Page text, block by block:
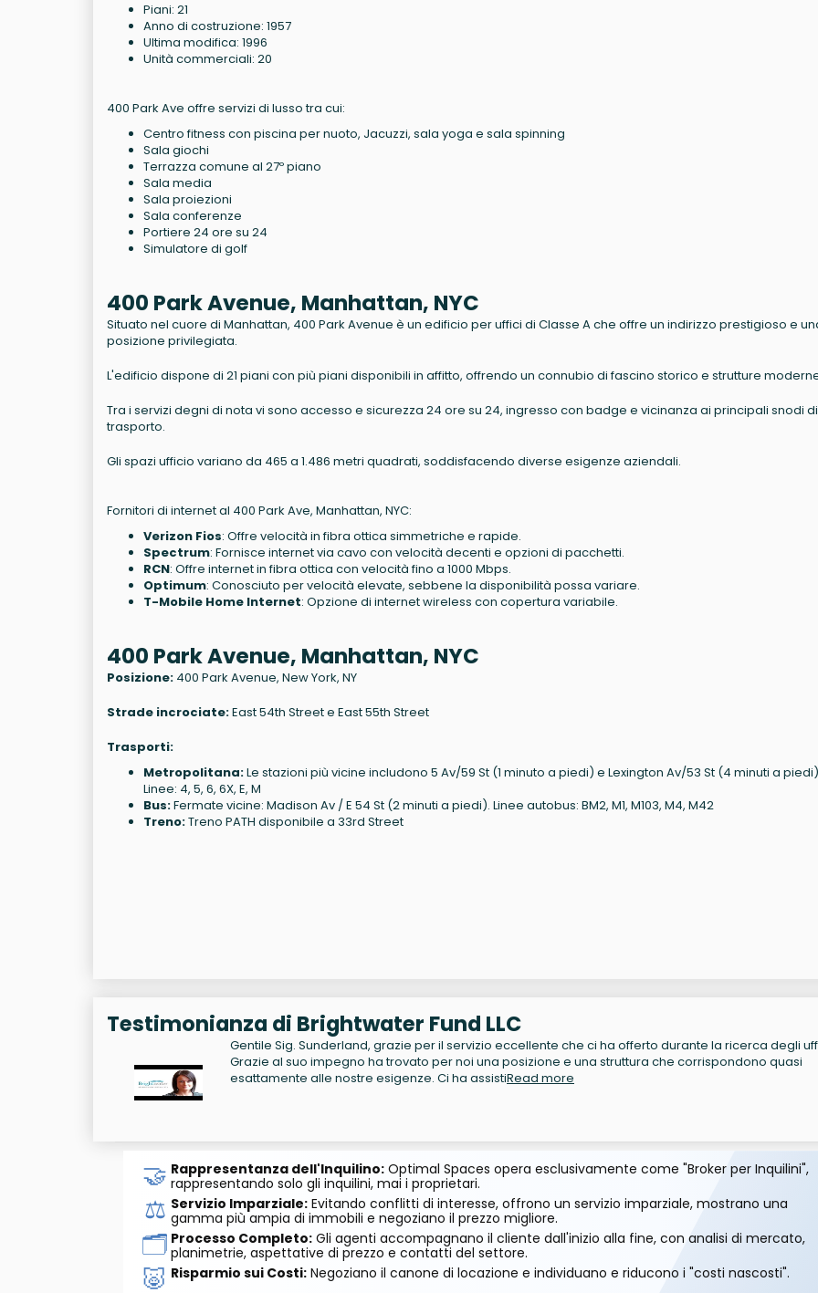
Piani: 21
Anno di costruzione: 1957
Ultima modifica: 1996
Unità commerciali: 20
400 Park Ave offre servizi di lusso tra cui:
Centro fitness con piscina per nuoto, Jacuzzi, sala yoga e sala spinning
Sala giochi
Terrazza comune al 27º piano
Sala media
Sala proiezioni
Sala conferenze
Portiere 24 ore su 24
Simulatore di golf
400 Park Avenue, Manhattan, NYC
Situato nel cuore di Manhattan, 400 Park Avenue è un edificio per uffici di Classe A che offre un indirizzo prestigioso e
posizione privilegiata.
L'edificio dispone di 21 piani con più piani disponibili in affitto, offrendo un connubio di fascino storico e strutture
Tra i servizi degni di nota vi sono accesso e sicurezza 24 ore su 24, ingresso con badge e vicinanza ai principali snodi di
trasporto.
Gli spazi ufficio variano da 465 a 1.486 metri quadrati, soddisfacendo diverse esigenze aziendali.
Fornitori di internet al 400 Park Ave, Manhattan, NYC:
Verizon Fios: Offre velocità in fibra ottica simmetriche e rapide.
Spectrum: Fornisce internet via cavo con velocità decenti e opzioni di pacchetti.
RCN: Offre internet in fibra ottica con velocità fino a 1000 Mbps.
Optimum: Conosciuto per velocità elevate, sebbene la disponibilità possa variare.
T-Mobile Home Internet: Opzione di internet wireless con copertura variabile.
400 Park Avenue, Manhattan, NYC
Posizione: 400 Park Avenue, New York, NY
Strade incrociate:East 54th Street e East 55th Street
Trasporti:
Metropolitana:Le stazioni più vicine includono 5 Av/59 St (1 minuto a piedi) e Lexington Av/53 St (4 minuti a
Linee: 4, 5, 6, 6X, E, M
Bus:Fermate vicine: Madison Av / E 54 St (2 minuti a piedi). Linee autobus: BM2, M1, M103, M4, M42
Treno:Treno PATH disponibile a 33rd Street
Testimonianza di Brightwater Fund LLC
Gentile Sig. Sunderland, grazie per il servizio eccellente che ci ha offerto durante la ricerca degli
Grazie al suo impegno ha trovato per noi una posizione e una struttura che corrispondono quasi
esattamente alle nostre esigenze. Ci ha assistiRead more
🤝 Rappresentanza dell'Inquilino:Optimal Spaces opera esclusivamente come "Broker per Inquilini",
rappresentando solo gli inquilini, mai i proprietari.
⚖️ Servizio Imparziale:Evitando conflitti di interesse, offrono un servizio imparziale, mostrano una
gamma più ampia di immobili e negoziano il prezzo migliore.
🗂️ Processo Completo:Gli agenti accompagnano il cliente dall'inizio alla fine, con analisi di mercato,
planimetrie, aspettative di prezzo e contatti del settore.
🐷 Risparmio sui Costi:Negoziano il canone di locazione e individuano e riducono i "costi nascosti".